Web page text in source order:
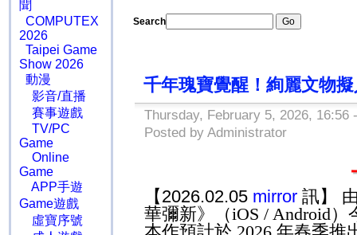
聞
COMPUTEX
2026
Taipei Game
Show 2026
動漫
影音/直播
賽事遊戲
TV/PC
Game
Online
Game
APP手遊
Game遊戲
虛寶序號
Search
千年瑰寶覺醒！絢麗文物
Thursday, February 5, 2026, 16:56
Posted by Administrator
【2026.02.05 mirror 訊】
華彌新》（iOS / Android）